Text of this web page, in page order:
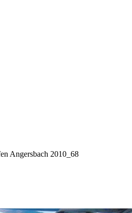
Angersbach 2010_68